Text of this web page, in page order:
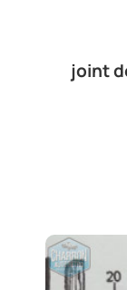
joint